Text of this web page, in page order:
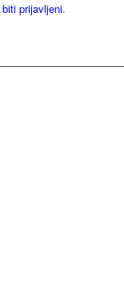
biti prijavljeni.